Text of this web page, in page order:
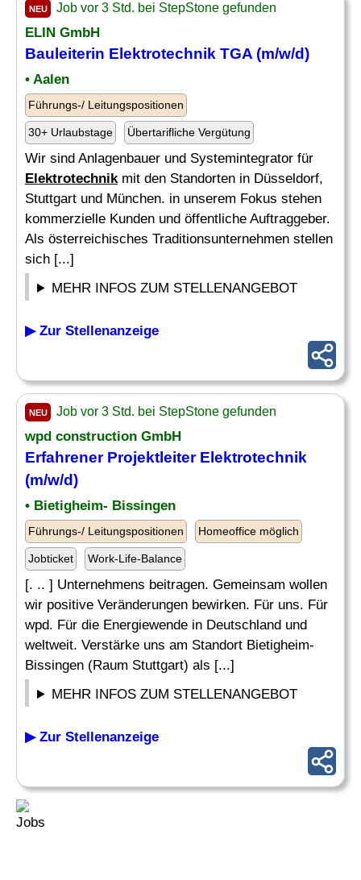
NEU Job vor 3 Std. bei StepStone gefunden
ELIN GmbH
Bauleiterin Elektrotechnik TGA (m/w/d)
• Aalen
Führungs-/ Leitungspositionen
30+ Urlaubstage Übertarifliche Vergütung
Wir sind Anlagenbauer und Systemintegrator für
Elektrotechnikmit den Standorten in Düsseldorf,
Stuttgart und München. in unserem Fokus stehen
kommerzielle Kunden und öffentliche Auftraggeber.
Als österreichisches Traditionsunternehmen stellen
sich [...]
MEHR INFOS ZUM STELLENANGEBOT
▶ Zur Stellenanzeige
NEU Job vor 3 Std. bei StepStone gefunden
wpd construction GmbH
Erfahrener Projektleiter Elektrotechnik
(m/w/d)
• Bietigheim- Bissingen
Führungs-/ Leitungspositionen Homeoffice möglich
Jobticket Work-Life-Balance
[. .. ] Unternehmens beitragen. Gemeinsam wollen
wir positive Veränderungen bewirken. Für uns. Für
wpd. Für die Energiewende in Deutschland und
weltweit. Verstärke uns am Standort Bietigheim-
Bissingen (Raum Stuttgart) als [...]
MEHR INFOS ZUM STELLENANGEBOT
▶ Zur Stellenanzeige